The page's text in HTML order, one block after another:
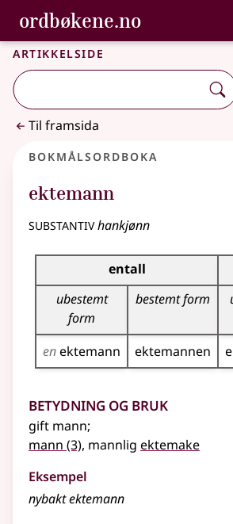
Gå til hovudinnhald
Tilgjenge
ordbøkene.no,
Bokmålsordboka og Nynorskordboka
Artikkelside
Til framsida
Bokmålsordboka
ektemann
substantivhankjønn
Bøyingstabell for dette
entall
ubestemt
form
bestemt form
enektemann ektemannen
Betydning og bruk
gift mann;
mann (3), mannlig ektemake
Eksempel
nybakt ektemann